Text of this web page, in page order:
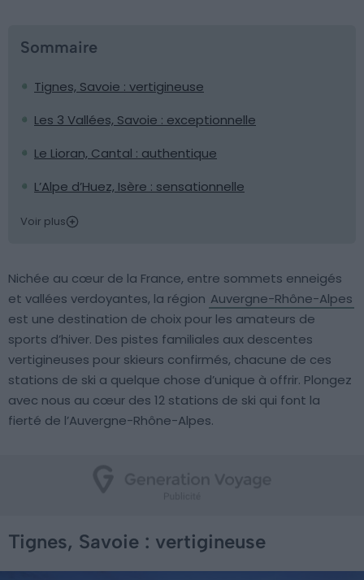
Sommaire
Tignes, Savoie : vertigineuse
Les 3 Vallées, Savoie : exceptionnelle
Le Lioran, Cantal : authentique
L’Alpe d’Huez, Isère : sensationnelle
Voir plus
Nichée au cœur de la France, entre sommets enneigés
et vallées verdoyantes, la région Auvergne-Rhône-Alpes
est une destination de choix pour les amateurs de
sports d’hiver. Des pistes familiales aux descentes
vertigineuses pour skieurs confirmés, chacune de ces
stations de ski a quelque chose d’unique à offrir. Plongez
avec nous au cœur des 12 stations de ski qui font la
fierté de l’Auvergne-Rhône-Alpes.
Tignes, Savoie : vertigineuse